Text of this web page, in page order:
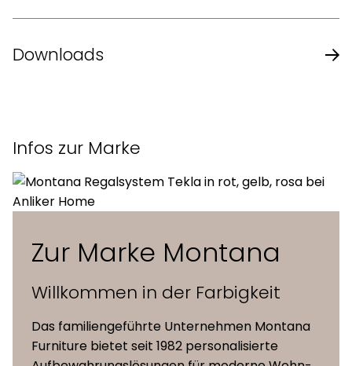
Sitzhöhen 68 cm
Downloads
Infos zur Marke
Zur Marke Montana
Willkommen in der Farbigkeit
Das familiengeführte Unternehmen Montana
Furniture bietet seit 1982 personalisierte